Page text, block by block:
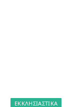
ΕΚΚΛΗΣΙΑΣΤΙΚΑ